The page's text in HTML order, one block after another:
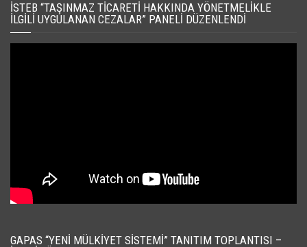
İSTEB “TAŞINMAZ TICARETI HAKKINDA YÖNETMELIKLE
İLGILI UYGULANAN CEZALAR” PANELI DÜZENLENDI
GAPAS “YENI MÜLKIYET SISTEMI” TANITIM TOPLANTISI –